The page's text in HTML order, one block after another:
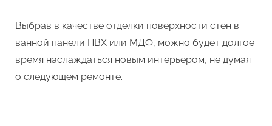
Выбрав в качестве отделки поверхности стен в
ванной панели ПВХ или МДФ, можно будет долгое
время наслаждаться новым интерьером, не думая
о следующем ремонте.